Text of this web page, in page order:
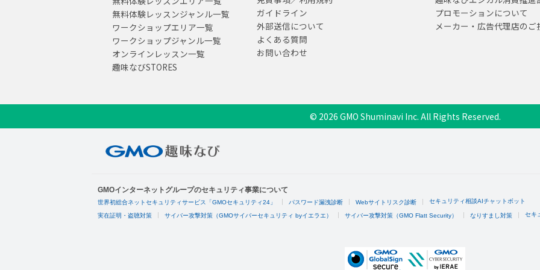
無料体験レッスンジャンル一覧
ワークショップエリア一覧
ワークショップジャンル一覧
オンラインレッスン一覧
趣味なびSTORES
ガイドライン
外部送信について
よくある質問
お問い合わせ
プロモーションについて
メーカー・広告代理店のご
© 2026 GMO Shuminavi Inc. All Rights Reserved.